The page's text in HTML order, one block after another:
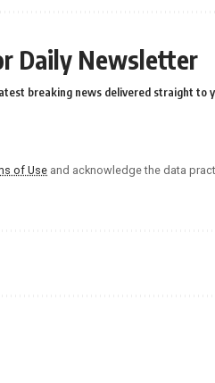
Daily Newsletter
breaking news delivered straight to
of Use and acknowledge the data